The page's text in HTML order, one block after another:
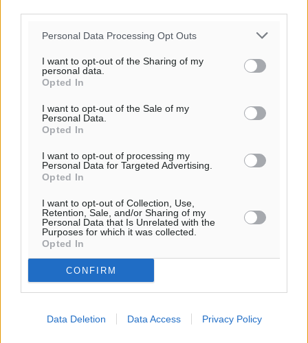
Personal Data Processing Opt Outs
I want to opt-out of the Sharing of my
personal data.
Opted In
I want to opt-out of the Sale of my
Personal Data.
Opted In
I want to opt-out of processing my
Personal Data for Targeted Advertising.
Opted In
I want to opt-out of Collection, Use,
Retention, Sale, and/or Sharing of my
Personal Data that Is Unrelated with the
Purposes for which it was collected.
Opted In
CONFIRM
Data Deletion Data Access Privacy Policy
εργαστήρια: Το μελεκούνι αποκτά διεθνές
επιστημονικό ενδιαφέρον
Πολιτιστικά• πριν 4 ώρες
Επίσκεψη θα πραγματοποιήσει στη Λέρο τον
Σεπτέμβριο η Όλγα Κεφαλογιάννη
Γιώργος Χατζημάρκος: Στηρίζουμε τις εκδηλώσεις
που γίνονται στα νησιά μας γιατί ο πολιτισμός είναι
δικαίωμα όλων και δύναμη ζωής
Τοπικές Ειδήσεις• πριν 5 ώρες
Κάρπαθος: Παλιά πυρομαχικά εντοπίστηκαν στο
Περισσότερες ειδήσεις